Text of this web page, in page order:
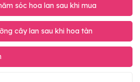
sóc hoa lan sau khi mua
cây lan sau khi hoa tàn